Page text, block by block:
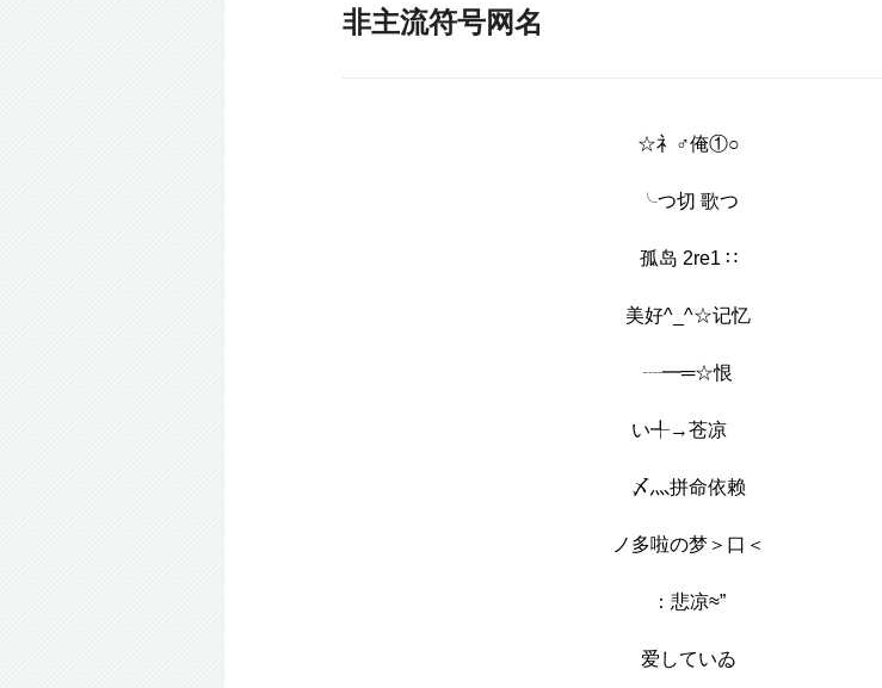
非主流符号网名
☆礻♂俺①○
╰つ切 歌つ
孤岛 2re1 ∷
美好^_^☆记忆
┈━═☆恨
い╃→苍凉ゝ
〆灬拼命依赖
ノ多啦の梦＞口＜
：悲凉≈”
爱していゐ